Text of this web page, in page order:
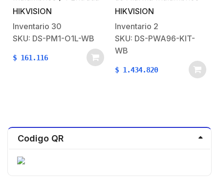
de Alarma 24/7 / 1
Salida de Relevador 0 a
36 VCD (Max. 5 A)
HIKVISION
Inventario 30
SKU: DS-PM1-O1L-WB
$ 161.116
de Hikvision / Soporta
96 Zonas / Lector de
Tag integrado / 3G/4G,
Wi-Fi y Ethernet /
Incluye Batería de
respaldo / Compatible
con los Accesorios AX
PRO.
HIKVISION
Inventario 2
SKU: DS-PWA96-KIT-
WB
$ 1.434.820
Codigo QR